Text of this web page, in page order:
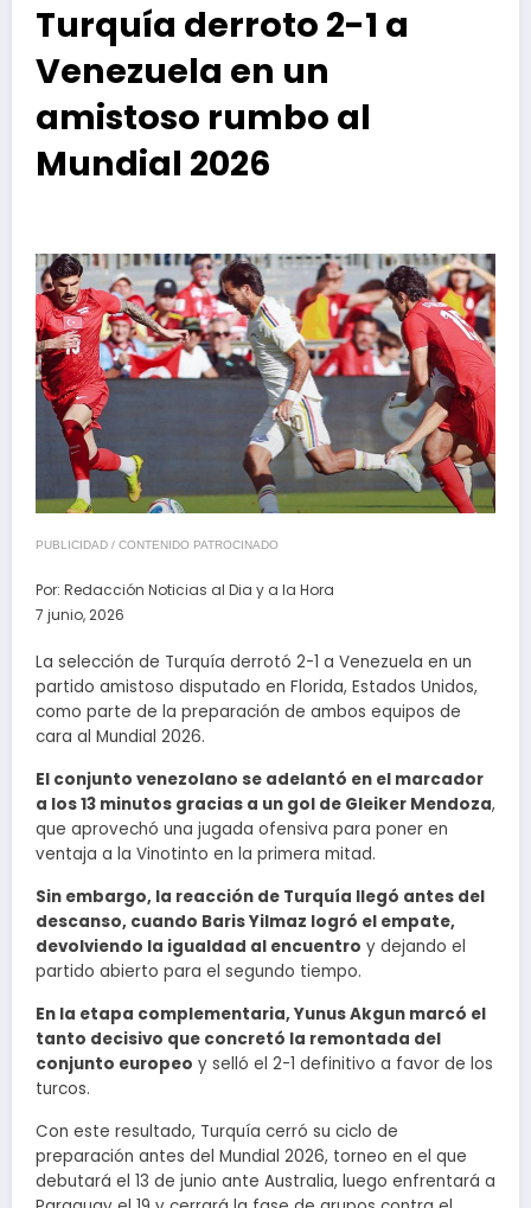
Turquía derroto 2-1 a
Venezuela en un
amistoso rumbo al
Mundial 2026
PUBLICIDAD / CONTENIDO PATROCINADO
Por: Redacción Noticias al Dia y a la Hora
7 junio, 2026
La selección de Turquía derrotó 2-1 a Venezuela en un
partido amistoso disputado en Florida, Estados Unidos,
como parte de la preparación de ambos equipos de
cara al Mundial 2026.
El conjunto venezolano se adelantó en el marcador
a los 13 minutos gracias a un gol de Gleiker Mendoza,
que aprovechó una jugada ofensiva para poner en
ventaja a la Vinotinto en la primera mitad.
Sin embargo, la reacción de Turquía llegó antes del
descanso, cuando Baris Yilmaz logró el empate,
devolviendo la igualdad al encuentro y dejando el
partido abierto para el segundo tiempo.
En la etapa complementaria, Yunus Akgun marcó el
tanto decisivo que concretó la remontada del
conjunto europeo y selló el 2-1 definitivo a favor de los
turcos.
Con este resultado, Turquía cerró su ciclo de
preparación antes del Mundial 2026, torneo en el que
debutará el 13 de junio ante Australia, luego enfrentará a